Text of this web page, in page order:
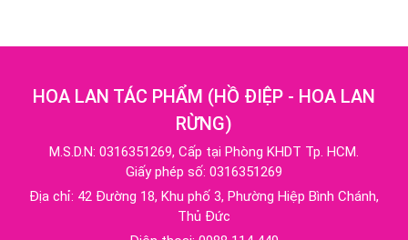
HOA LAN TÁC PHẨM (HỒ ĐIỆP - HOA LAN
RỪNG)
M.S.D.N: 0316351269, Cấp tại Phòng KHDT Tp. HCM.
Giấy phép số: 0316351269
Địa chỉ: 42 Đường 18, Khu phố 3, Phường Hiệp Bình Chánh,
Thủ Đức